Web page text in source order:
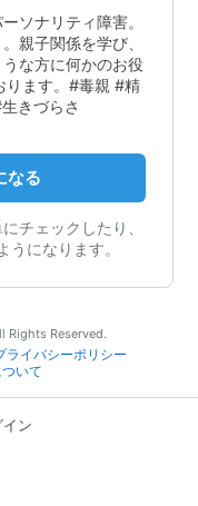
ナリティ障害。
親子関係を学び、
な方に何かのお役
ります。#毒親 #精
きづらさ
なる
チェックしたり、
になります。
Rights Reserved.
ライバシーポリシー
いて
イン